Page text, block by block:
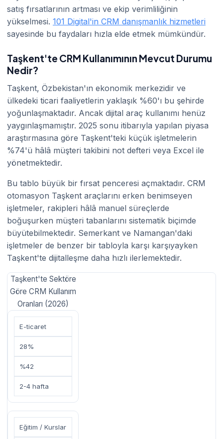
satış fırsatlarının artması ve ekip verimliliğinin
yükselmesi. 101 Digital'in CRM danışmanlık hizmetleri
sayesinde bu faydaları hızla elde etmek mümkündür.
Taşkent'te CRM Kullanımının Mevcut Durumu
Nedir?
Taşkent, Özbekistan'ın ekonomik merkezidir ve
ülkedeki ticari faaliyetlerin yaklaşık %60'ı bu şehirde
yoğunlaşmaktadır. Ancak dijital araç kullanımı henüz
yaygınlaşmamıştır. 2025 sonu itibarıyla yapılan piyasa
araştırmasına göre Taşkent'teki küçük işletmelerin
%74'ü hâlâ müşteri takibini not defteri veya Excel ile
yönetmektedir.
Bu tablo büyük bir fırsat penceresi açmaktadır. CRM
otomasyon Taşkent araçlarını erken benimseyen
işletmeler, rakipleri hâlâ manuel süreçlerde
boğuşurken müşteri tabanlarını sistematik biçimde
büyütebilmektedir. Semerkant ve Namangan'daki
işletmeler de benzer bir tabloyla karşı karşıyayken
Taşkent'te dijitalleşme daha hızlı ilerlemektedir.
Taşkent'te Sektöre
Göre CRM Kullanım
Oranları (2026)
E-ticaret
28%
%42
2-4 hafta
Eğitim / Kurslar